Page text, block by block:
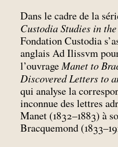
Dans le cadre de la
Custodia Studies in
Fondation Custodia
anglais Ad Ilissvm
l’ouvrageManet to
Discovered Letters to
qui analyse la
inconnue des lettres
Manet (1832–1883) à
Bracquemond